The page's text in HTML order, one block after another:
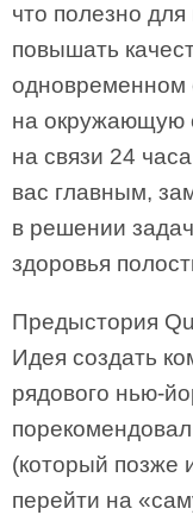
что полезно
повышать
одновременном
на окружающую
на связи 24
вас главным,
в решении
здоровья
Предыстория
Идея создать
рядового нью-
(который позже
перейти на